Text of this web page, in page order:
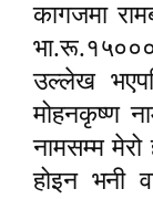
कागजमा
उल्लेख
मोहनकृष्ण
नामसम्म
होइन भनी